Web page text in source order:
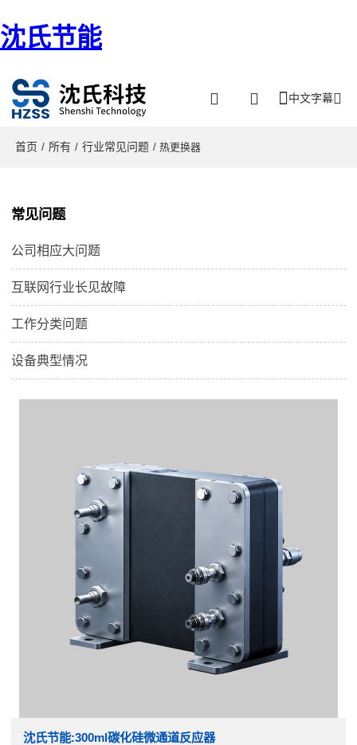
沈氏节能
中文字幕
首页 / 所有 / 行业常见问题 / 热更换器
常见问题
公司相应大问题
互联网行业长见故障
工作分类问题
设备典型情况
沈氏节能:300ml碳化硅微通道反应器